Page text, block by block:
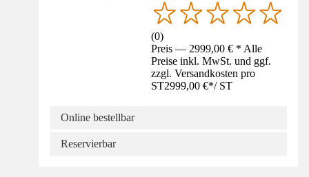
(0)
Preis — 2999,00 € * Alle
Preise inkl. MwSt. und ggf.
zzgl. Versandkosten pro
ST2999,00 €*/ ST
Online bestellbar
Reservierbar